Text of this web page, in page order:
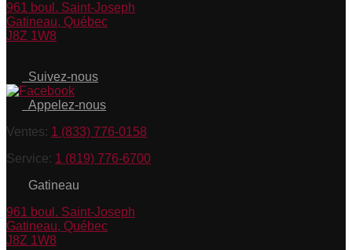
961 boul. Saint-Joseph
Gatineau, Québec
J8Z 1W8
Suivez-nous
Appelez-nous
Ventes: 1 (833) 776-0158
Service: 1 (819) 776-6700
Gatineau
961 boul. Saint-Joseph
Gatineau, Québec
J8Z 1W8